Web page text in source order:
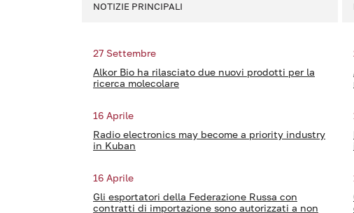
NOTIZIE PRINCIPALI
27 Settembre
Alkor Bio ha rilasciato due nuovi prodotti per la
ricerca molecolare
16 Aprile
Radio electronics may become a priority industry
in Kuban
16 Aprile
Gli esportatori della Federazione Russa con
contratti di importazione sono autorizzati a non